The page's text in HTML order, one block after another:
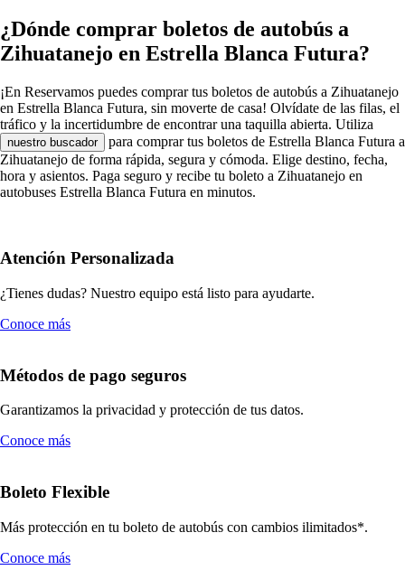
¿Dónde comprar boletos de autobús a
Zihuatanejo en Estrella Blanca Futura?
¡En Reservamos puedes comprar tus boletos de autobús a Zihuatanejo
en Estrella Blanca Futura, sin moverte de casa! Olvídate de las filas, el
tráfico y la incertidumbre de encontrar una taquilla abierta. Utiliza
nuestro buscador
para comprar tus boletos de Estrella Blanca Futura a
Zihuatanejo de forma rápida, segura y cómoda. Elige destino, fecha,
hora y asientos. Paga seguro y recibe tu boleto a Zihuatanejo en
autobuses Estrella Blanca Futura en minutos.
Atención Personalizada
¿Tienes dudas? Nuestro equipo está listo para ayudarte.
Conoce más
Métodos de pago seguros
Garantizamos la privacidad y protección de tus datos.
Conoce más
Boleto Flexible
Más protección en tu boleto de autobús con cambios ilimitados*.
Conoce más